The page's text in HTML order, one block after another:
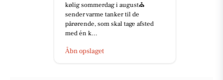
kølig sommerdag i august⛪️
sender varme tanker til de
pårørende, som skal tage afsted
med én k...
Åbn opslaget